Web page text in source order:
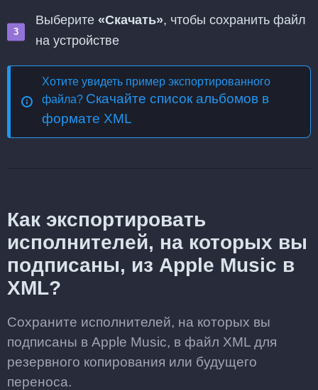
Выберите «Скачать», чтобы сохранить файл
на устройстве
Хотите увидеть пример экспортированного
файла? Скачайте список альбомов в
формате XML
Как экспортировать
исполнителей, на которых вы
подписаны, из Apple Music в
XML?
Сохраните исполнителей, на которых вы
подписаны в Apple Music, в файл XML для
резервного копирования или будущего
переноса.